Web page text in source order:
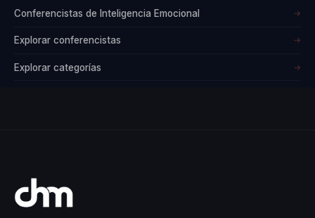
Conferencistas de Inteligencia Emocional →
Explorar conferencistas →
Explorar categorías →